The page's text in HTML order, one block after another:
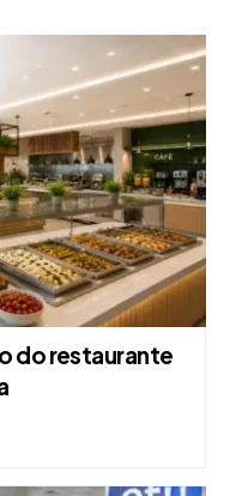
do restaurante